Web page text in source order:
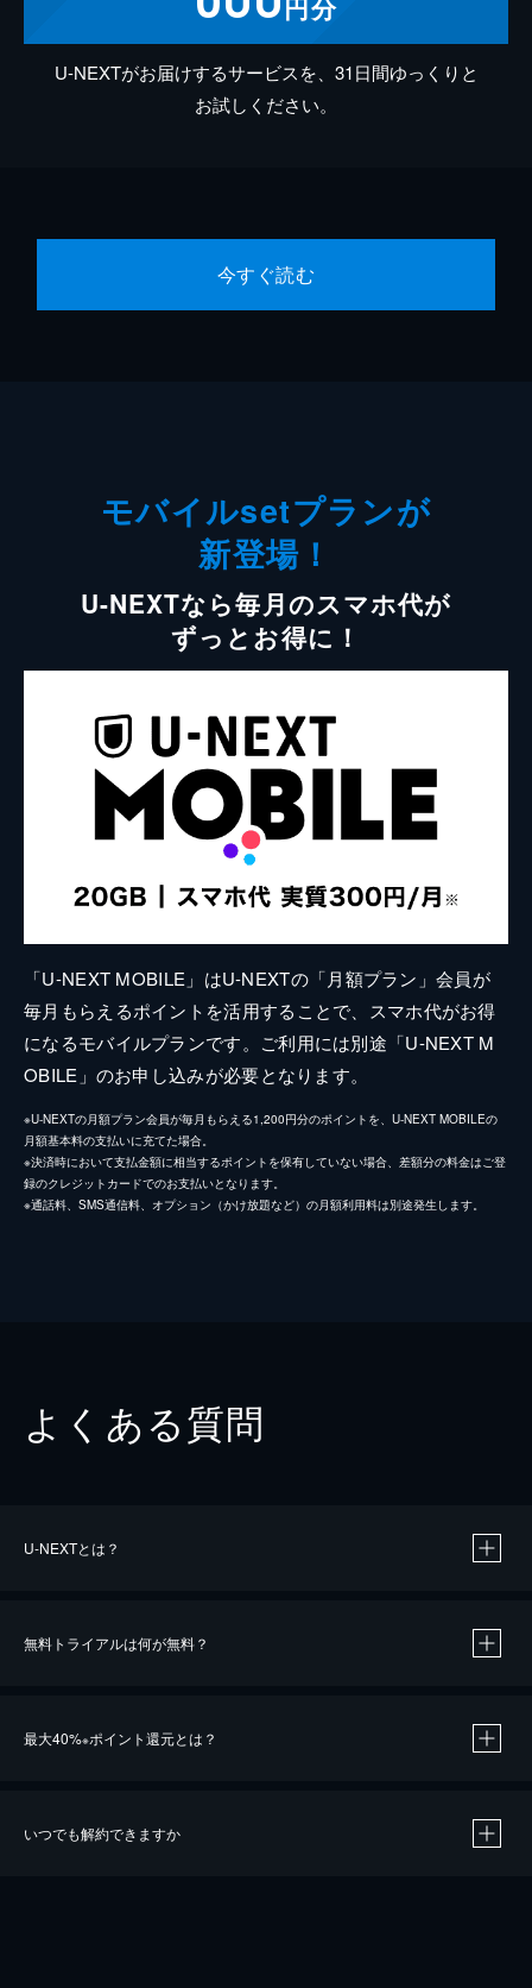
円分
U-NEXTがお届けするサービスを、31日間ゆっくりと
お試しください。
今すぐ読む
モバイルsetプランが
新登場！
U-NEXTなら毎月のスマホ代が
ずっとお得に！
「U-NEXT MOBILE」はU-NEXTの「月額プラン」会員が
毎月もらえるポイントを活用することで、スマホ代がお得
になるモバイルプランです。ご利用には別途「U-NEXT M
OBILE」のお申し込みが必要となります。
※U-NEXTの月額プラン会員が毎月もらえる1,200円分のポイントを、U-NEXT MOBILEの
月額基本料の支払いに充てた場合。
※決済時において支払金額に相当するポイントを保有していない場合、差額分の料金はご登
録のクレジットカードでのお支払いとなります。
※通話料、SMS通信料、オプション（かけ放題など）の月額利用料は別途発生します。
よくある質問
U-NEXTとは？
無料トライアルは何が無料？
最大40%※ポイント還元とは？
いつでも解約できますか